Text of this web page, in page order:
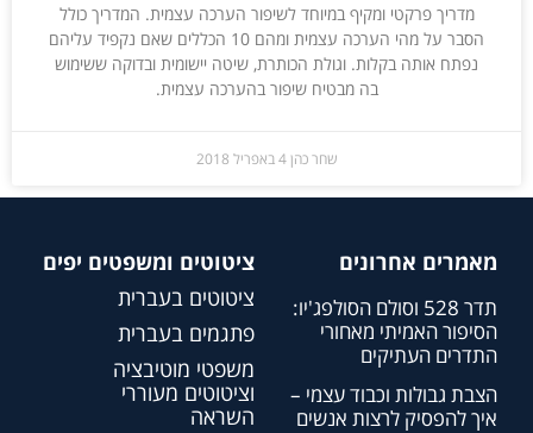
מדריך פרקטי ומקיף במיוחד לשיפור הערכה עצמית. המדריך כולל
הסבר על מהי הערכה עצמית ומהם 10 הכללים שאם נקפיד עליהם
נפתח אותה בקלות. וגולת הכותרת, שיטה יישומית ובדוקה ששימוש
בה מבטיח שיפור בהערכה עצמית.
שחר כהן4 באפריל 2018
מאמרים אחרונים
תדר 528 וסולם הסולפג'יו:
הסיפור האמיתי מאחורי
התדרים העתיקים
הצבת גבולות וכבוד עצמי –
איך להפסיק לרצות אנשים
ציטוטים ומשפטים יפים
ציטוטים בעברית
פתגמים בעברית
משפטי מוטיבציה
וציטוטים מעוררי
השראה